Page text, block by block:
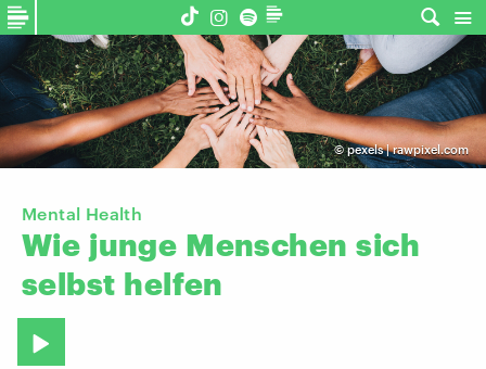
©pexels | rawpixel.com
Mental Health
Wie junge Menschen sich
selbst helfen